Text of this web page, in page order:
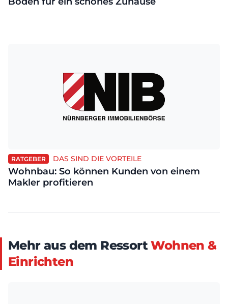
RATGEBER DAS SIND DIE VORTEILE
Wohnbau: So können Kunden von einem
Makler profitieren
Mehr aus dem RessortWohnen &
Einrichten